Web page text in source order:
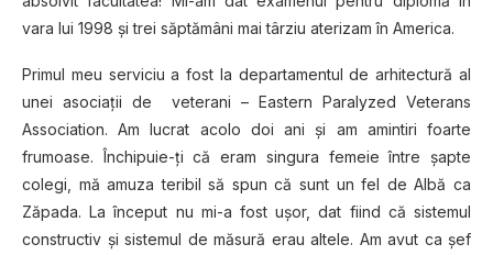
vara lui 1998 și trei săptămâni mai târziu aterizam în America.
Primul meu serviciu a fost la departamentul de arhitectură al
unei asociații de veterani – Eastern Paralyzed Veterans
Association. Am lucrat acolo doi ani și am amintiri foarte
frumoase. Închipuie-ți că eram singura femeie între șapte
colegi, mă amuza teribil să spun că sunt un fel de Albă ca
Zăpada. La început nu mi-a fost ușor, dat fiind că sistemul
constructiv și sistemul de măsură erau altele. Am avut ca șef